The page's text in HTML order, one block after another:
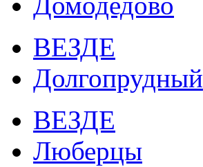
ВЕЗДЕ
Долгопрудный
ВЕЗДЕ
Люберцы